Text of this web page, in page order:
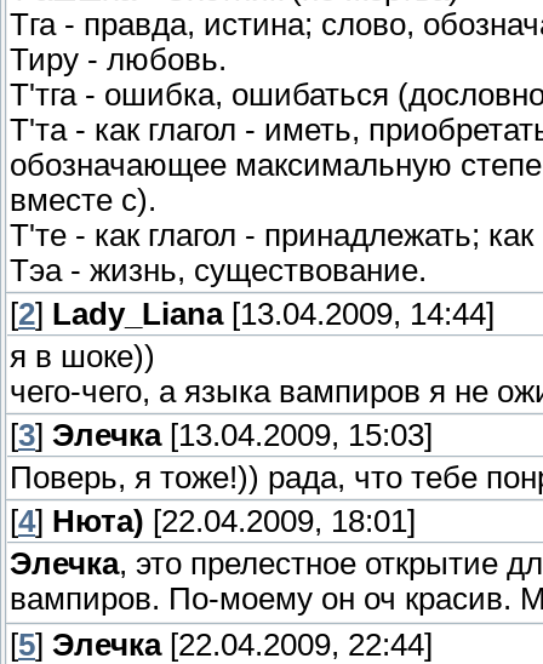
Тга - правда, истина; слово,
Тиру - любовь.
Т'тга - ошибка, ошибаться
Т'та - как глагол - иметь,
обозначающее максимальную
вместе с).
Т'те - как глагол - принадлежать;
Тэа - жизнь, существование.
[2] Lady_Liana[13.04.2009, 14:44]
я в шоке))
чего-чего, а языка вампиров я не
[3] Элечка[13.04.2009, 15:03]
Поверь, я тоже!)) рада, что тебе
[4] Нюта) [22.04.2009, 18:01]
Элечка, это прелестное открытие
вампиров. По-моему он оч красив.
[5] Элечка[22.04.2009, 22:44]